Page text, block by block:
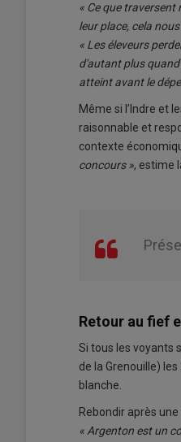
« Ce que traversent
leur place, cela
« Les éleveurs
d'autant plus quand
atteint avant le
Même si l’Indre et
raisonnable et
contexte
concours », estime
Retour au fief
Si tous les voyants
de la Grenouille)
blanche.
Rebondir après
« Argenton est un